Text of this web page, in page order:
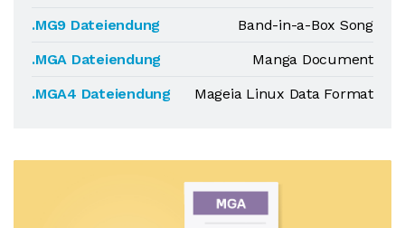
.MG9 Dateiendung
Band-in-a-Box Song
.MGA Dateiendung
Manga Document
.MGA4 Dateiendung
Mageia Linux Data Format